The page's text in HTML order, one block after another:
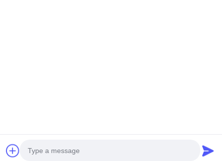
中国の良質 光学照明器 メーカー。Copyright© 2025-2026 Henan
Ruiqite Chemical Industry Co., Ltd. . 複製権所有。